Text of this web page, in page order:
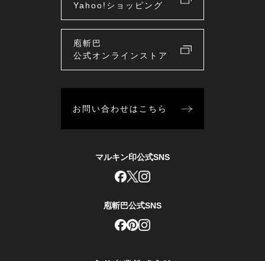
Yahoo!ショッピング
庖斬巴
公式オンラインストア
お問い合わせはこちら
マルキン印公式SNS
庖斬巴公式SNS